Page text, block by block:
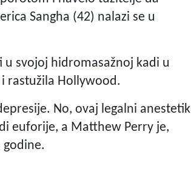
Sangha (42) nalazi se u
svojoj hidromasažnoj kadi u
rastužila Hollywood.
No, ovaj legalni anestetik
euforije, a Matthew Perry je,